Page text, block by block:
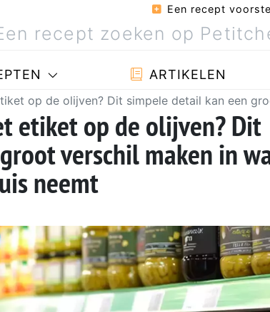
Een recept
ARTIKELEN
op de olijven? Dit simpele detail kan een
etiket op de olijven? Dit
verschil maken in
neemt